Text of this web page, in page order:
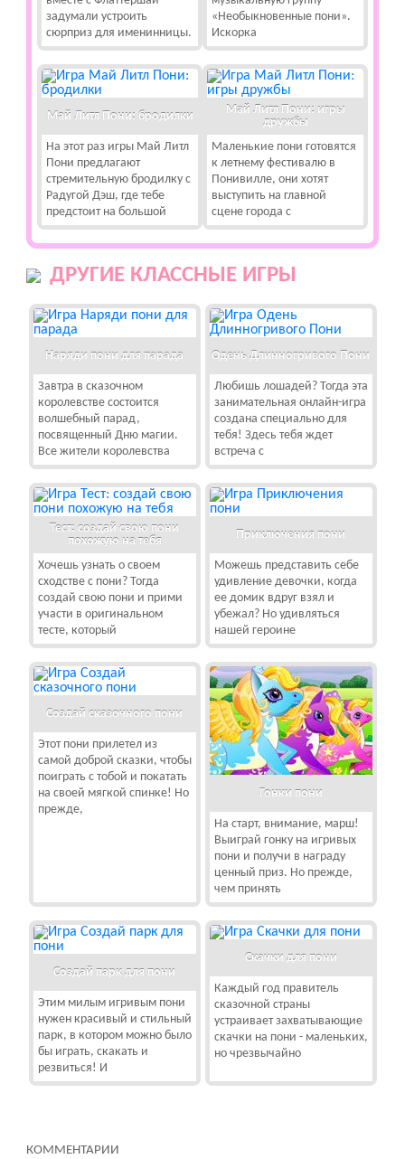
задумали устроить
сюрприз для именинницы.
«Необыкновенные пони».
Искорка
Май Литл Пони: бродилки
На этот раз игры Май Литл
Пони предлагают
стремительную бродилку с
Радугой Дэш, где тебе
предстоит на большой
Май Литл Пони: игры
дружбы
Маленькие пони готовятся
к летнему фестивалю в
Понивилле, они хотят
выступить на главной
сцене города с
ДРУГИЕ КЛАССНЫЕ ИГРЫ
Наряди пони для парада
Завтра в сказочном
королевстве состоится
волшебный парад,
посвященный Дню магии.
Все жители королевства
Одень Длинногривого Пони
Любишь лошадей? Тогда эта
занимательная онлайн-игра
создана специально для
тебя! Здесь тебя ждет
встреча с
Тест: создай свою пони
похожую на тебя
Хочешь узнать о своем
сходстве с пони? Тогда
создай свою пони и прими
участи в оригинальном
тесте, который
Приключения пони
Можешь представить себе
удивление девочки, когда
ее домик вдруг взял и
убежал? Но удивляться
нашей героине
Создай сказочного пони
Этот пони прилетел из
самой доброй сказки, чтобы
поиграть с тобой и покатать
на своей мягкой спинке! Но
прежде,
Гонки пони
На старт, внимание, марш!
Выиграй гонку на игривых
пони и получи в награду
ценный приз. Но прежде,
чем принять
Создай парк для пони
Этим милым игривым пони
нужен красивый и стильный
парк, в котором можно было
бы играть, скакать и
резвиться! И
Скачки для пони
Каждый год правитель
сказочной страны
устраивает захватывающие
скачки на пони - маленьких,
но чрезвычайно
КОММЕНТАРИИ